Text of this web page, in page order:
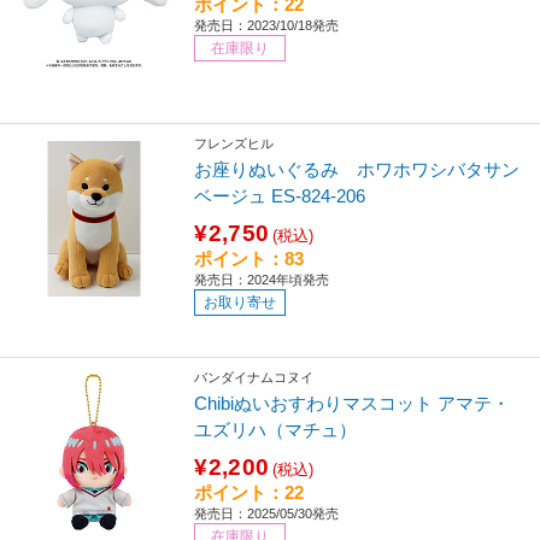
ポイント：22
発売日：2023/10/18発売
在庫限り
フレンズヒル
お座りぬいぐるみ ホワホワシバタサン
ベージュ ES-824-206
¥2,750 (税込)
ポイント：83
発売日：2024年頃発売
お取り寄せ
バンダイナムコヌイ
Chibiぬいおすわりマスコット アマテ・
ユズリハ（マチュ）
¥2,200 (税込)
ポイント：22
発売日：2025/05/30発売
在庫限り